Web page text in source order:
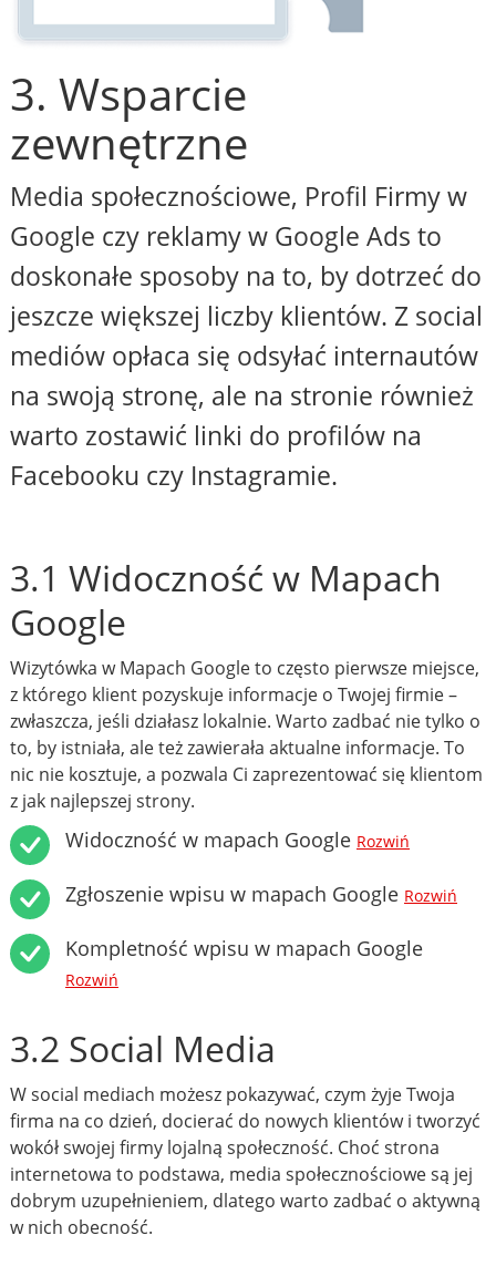
3. Wsparcie
zewnętrzne
Media społecznościowe, Profil Firmy w
Google czy reklamy w Google Ads to
doskonałe sposoby na to, by dotrzeć do
jeszcze większej liczby klientów. Z social
mediów opłaca się odsyłać internautów
na swoją stronę, ale na stronie również
warto zostawić linki do profilów na
Facebooku czy Instagramie.
3.1 Widoczność w Mapach
Google
Wizytówka w Mapach Google to często pierwsze miejsce,
z którego klient pozyskuje informacje o Twojej firmie –
zwłaszcza, jeśli działasz lokalnie. Warto zadbać nie tylko o
to, by istniała, ale też zawierała aktualne informacje. To
nic nie kosztuje, a pozwala Ci zaprezentować się klientom
z jak najlepszej strony.
Widoczność w mapach Google Rozwiń
Zgłoszenie wpisu w mapach Google Rozwiń
Kompletność wpisu w mapach Google
Rozwiń
3.2 Social Media
W social mediach możesz pokazywać, czym żyje Twoja
firma na co dzień, docierać do nowych klientów i tworzyć
wokół swojej firmy lojalną społeczność. Choć strona
internetowa to podstawa, media społecznościowe są jej
dobrym uzupełnieniem, dlatego warto zadbać o aktywną
w nich obecność.